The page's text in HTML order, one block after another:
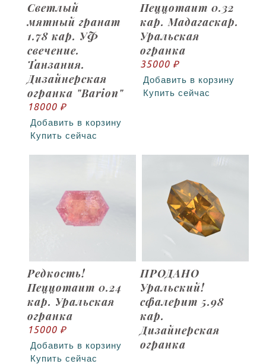
Светлый
мятный гранат
1.78 кар. УФ
свечение.
Танзания.
Дизайнерская
огранка "Barion"
18000 ₽
Добавить в корзину
Купить сейчас
Пеццотаит 0.32
кар. Мадагаскар.
Уральская
огранка
35000 ₽
Добавить в корзину
Купить сейчас
Редкость!
Пеццотаит 0.24
кар. Уральская
огранка
15000 ₽
Добавить в корзину
Купить сейчас
ПРОДАНО
Уральский!
сфалерит 5.98
кар.
Дизайнерская
огранка